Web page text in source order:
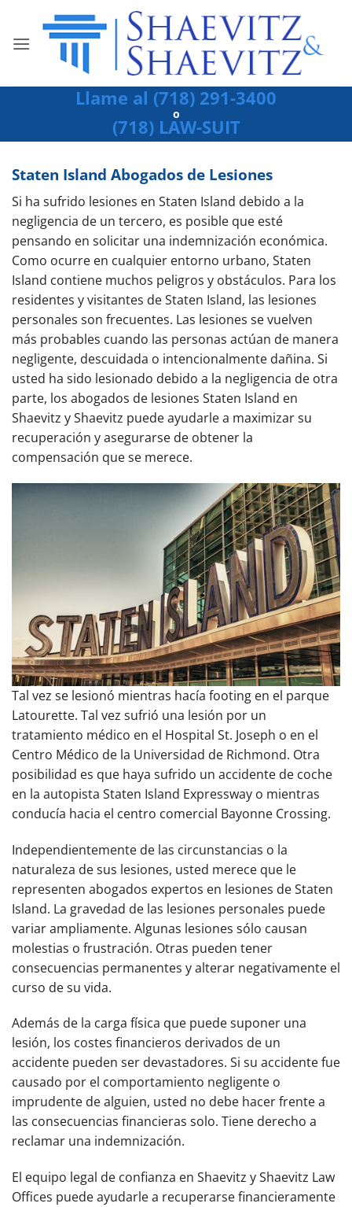
contenido
Llame al (718) 291-3400
o
(718) LAW-SUIT
Staten Island Abogados de Lesiones
Si ha sufrido lesiones en Staten Island debido a la
negligencia de un tercero, es posible que esté
pensando en solicitar una indemnización económica.
Como ocurre en cualquier entorno urbano, Staten
Island contiene muchos peligros y obstáculos. Para los
residentes y visitantes de Staten Island, las lesiones
personales son frecuentes. Las lesiones se vuelven
más probables cuando las personas actúan de manera
negligente, descuidada o intencionalmente dañina. Si
usted ha sido lesionado debido a la negligencia de otra
parte, los abogados de lesiones Staten Island en
Shaevitz y Shaevitz puede ayudarle a maximizar su
recuperación y asegurarse de obtener la
compensación que se merece.
Tal vez se lesionó mientras hacía footing en el parque
Latourette. Tal vez sufrió una lesión por un
tratamiento médico en el Hospital St. Joseph o en el
Centro Médico de la Universidad de Richmond. Otra
posibilidad es que haya sufrido un accidente de coche
en la autopista Staten Island Expressway o mientras
conducía hacia el centro comercial Bayonne Crossing.
Independientemente de las circunstancias o la
naturaleza de sus lesiones, usted merece que le
representen abogados expertos en lesiones de Staten
Island. La gravedad de las lesiones personales puede
variar ampliamente. Algunas lesiones sólo causan
molestias o frustración. Otras pueden tener
consecuencias permanentes y alterar negativamente el
curso de su vida.
Además de la carga física que puede suponer una
lesión, los costes financieros derivados de un
accidente pueden ser devastadores. Si su accidente fue
causado por el comportamiento negligente o
imprudente de alguien, usted no debe hacer frente a
las consecuencias financieras solo. Tiene derecho a
reclamar una indemnización.
El equipo legal de confianza en Shaevitz y Shaevitz Law
Offices puede ayudarle a recuperarse financieramente